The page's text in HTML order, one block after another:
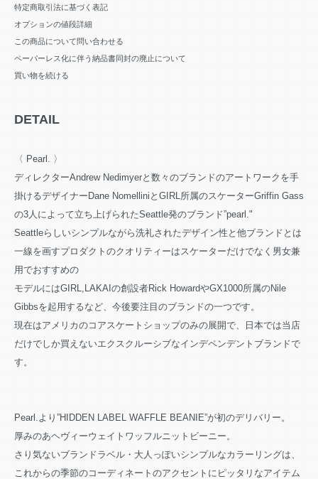
特定商取引法に基づく表記
オプションの値段詳細
この商品について問い合わせる
ペーパーレス化に伴う納品書同封の廃止について
買い物を続ける
DETAIL
〈 Pearl. 〉
ディレクターAndrew Nedimyerと数々のブランドのアートワークを手
掛けるデザイナーDane NomelliniとGIRL所属のスケーターGriffin Gass
の3人によって立ち上げられたSeattle発のブランド”pearl."
Seattleらしいシンプルながら洗礼されたデザイン性と他ブランドとは
一線を画すプロダクトのクオリティーはスケーターだけでなく男女兼
用でおすすめの
モデルにはGIRL,LAKAIの創設者Rick HowardやGX1000所属のNile
Gibbsを起用するなど、今後要注目のブランドの一つです。
現在はアメリカのコアスケートショップのみの展開で、日本では当店
だけでしか買えないエクスクルーシブなインデペンデントブランドで
す。
Pearl.より”HIDDEN LABEL WAFFLE BEANIE”が初のデリバリー。
厚みのあヘヴィーウェイトワッフルニットビーニー。
さり気ないブランドラベル・大人っぽいシンプルなカラーリングは、
これからの季節のコーディネートのアクセントにピッタリなアイテム